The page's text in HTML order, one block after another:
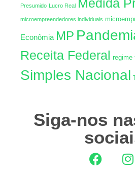
Presumido Lucro Real Medida
microempreendedores individuais
Econômia MP
Receita Federal regime
Simples Nacional
Siga-nos